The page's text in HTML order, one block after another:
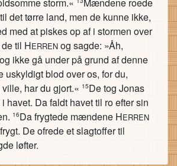
det tørre land, men de kunne ikke,
med at piskes op af i stormen over
til HERREN og sagde: »Åh,
ikke gå under på grund af denne
uskyldigt blod over os, for du,
har du gjort.« 15De tog Jonas
havet. Da faldt havet til ro efter sin
16Da frygtede mændene HERREN
De ofrede et slagtoffer til
løfter.